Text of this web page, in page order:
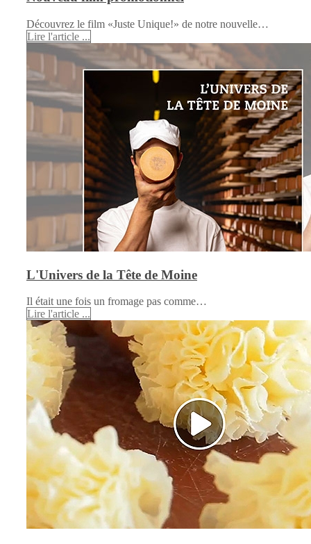
Découvrez le film «Juste Unique!» de notre nouvelle…
Lire l'article ...
L'Univers de la Tête de Moine
Il était une fois un fromage pas comme…
Lire l'article ...